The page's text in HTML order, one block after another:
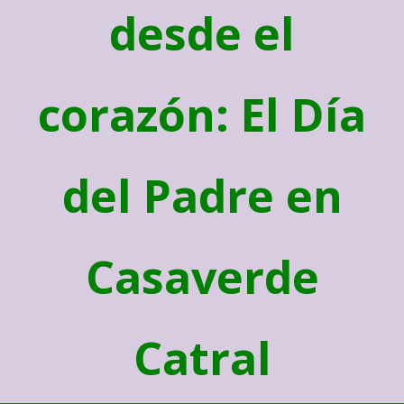
desde el
corazón: El Día
del Padre en
Casaverde
Catral